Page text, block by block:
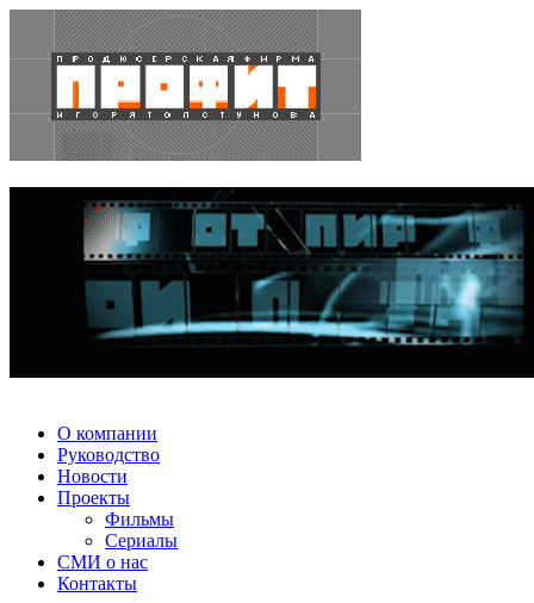
О компании
Руководство
Новости
Проекты
Фильмы
Сериалы
СМИ о нас
Контакты